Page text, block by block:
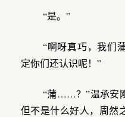
“是。”
“啊呀真巧，我们
定你们还认识呢！”
“蒲……？”温承安
但不是什么好人，周然